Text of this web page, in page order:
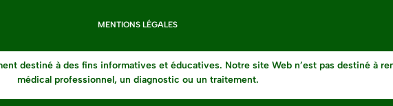
MENTIONS LÉGALES
destiné à des fins informatives et éducatives. Notre site Web n’est pas destiné à
médical professionnel, un diagnostic ou un traitement.